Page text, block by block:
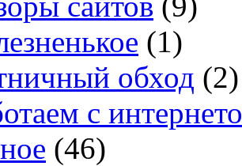
(1)
обход (2)
с
(46)